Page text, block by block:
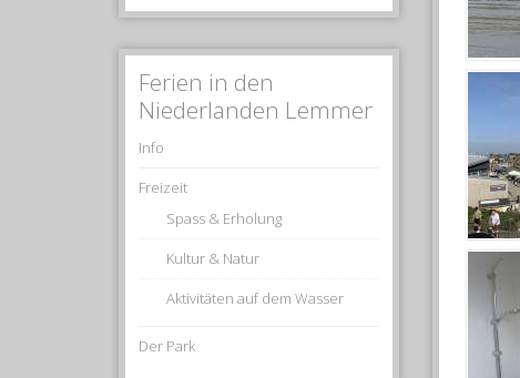
Ferien in den
Niederlanden Lemmer
Info
Freizeit
Spass & Erholung
Kultur & Natur
Aktivitäten auf dem Wasser
Der Park